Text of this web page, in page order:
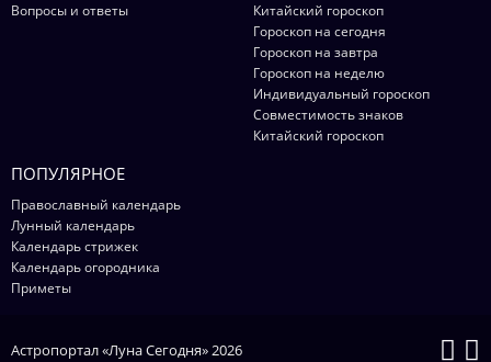
Вопросы и ответы
Китайский гороскоп
Гороскоп на сегодня
Гороскоп на завтра
Гороскоп на неделю
Индивидуальный гороскоп
Совместимость знаков
Китайский гороскоп
ПОПУЛЯРНОЕ
Православный календарь
Лунный календарь
Календарь стрижек
Календарь огородника
Приметы
Астропортал «Луна Сегодня» 2026